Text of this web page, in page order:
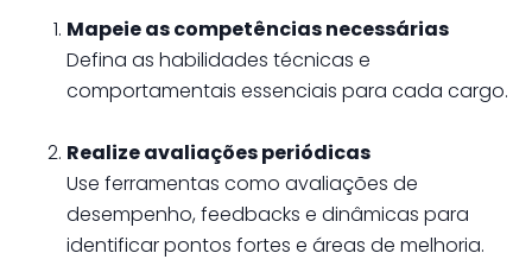
Mapeie as competências necessárias
Defina as habilidades técnicas e
comportamentais essenciais para cada cargo.
Realize avaliações periódicas
Use ferramentas como avaliações de
desempenho, feedbacks e dinâmicas para
identificar pontos fortes e áreas de melhoria.